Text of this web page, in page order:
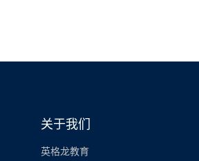
关于我们
英格龙教育